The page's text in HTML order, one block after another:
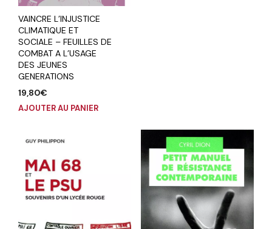
VAINCRE L’INJUSTICE
CLIMATIQUE ET
SOCIALE – FEUILLES DE
COMBAT A L’USAGE
DES JEUNES
GENERATIONS
19,80€
AJOUTER AU PANIER